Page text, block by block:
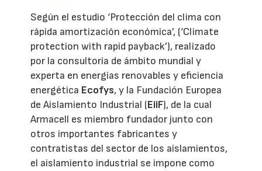
Según el estudio ‘Protección del clima con
rápida amortización económica’, (‘Climate
protection with rapid payback’), realizado
por la consultoría de ámbito mundial y
experta en energías renovables y eficiencia
energética Ecofys, y la Fundación Europea
de Aislamiento Industrial (EiiF), de la cual
Armacell es miembro fundador junto con
otros importantes fabricantes y
contratistas del sector de los aislamientos,
el aislamiento industrial se impone como